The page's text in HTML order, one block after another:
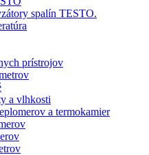
spalín TESTO.
prístrojov
a vlhkosti
a termokamier